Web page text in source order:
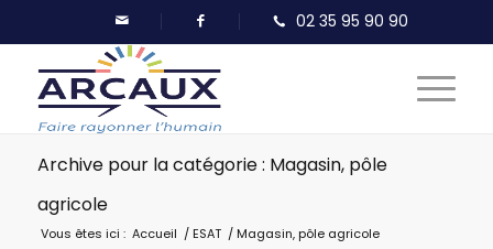
Archive pour la catégorie : Magasin, pôle
agricole
Vous êtes ici : Accueil / ESAT / Magasin, pôle agricole